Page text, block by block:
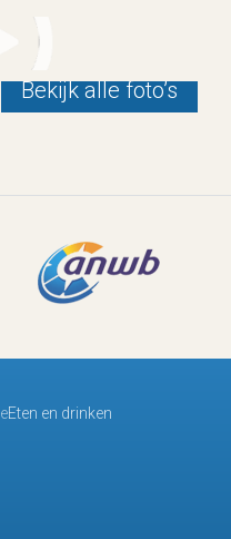
Bekijk alle foto’s
Eten en drinken